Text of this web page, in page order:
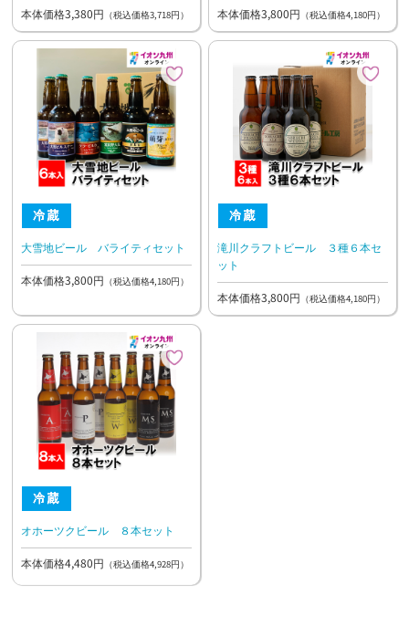
本体価格3,380円 （税込価格3,718円） 本体価格3,800円 （税込価格4,180円）
大雪地ビール バライティセット
本体価格3,800円 （税込価格4,180円）
滝川クラフトビール ３種６本セ
ット
本体価格3,800円 （税込価格4,180円）
オホーツクビール ８本セット
本体価格4,480円 （税込価格4,928円）